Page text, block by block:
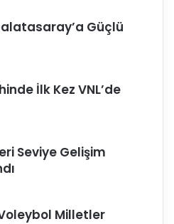
Güçlü
İlk Kez VNL’de
Seviye Gelişim
Milletler